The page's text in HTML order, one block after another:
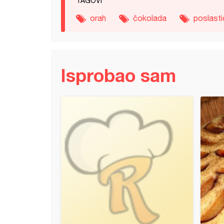
orah čokolada
Isprobao sam